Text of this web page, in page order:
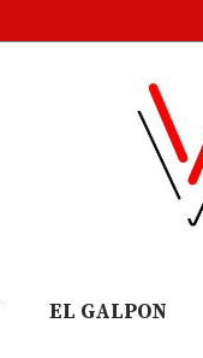
EL GALPON